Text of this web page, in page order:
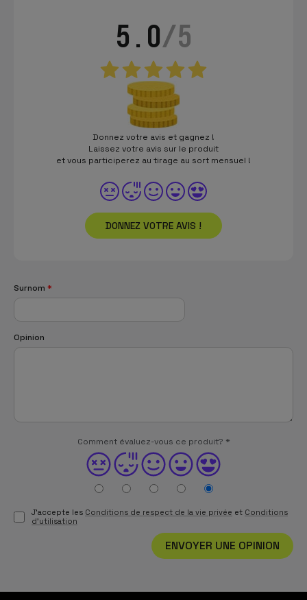
5.0/5
Donnez votre avis et gagnez !
Laissez votre avis sur le produit
et vous participerez au tirage au sort mensuel !
DONNEZ VOTRE AVIS !
Surnom *
Opinion
Comment évaluez-vous ce produit? *
J'accepte les Conditions de respect de la vie privée et Conditions
d'utilisation
ENVOYER UNE OPINION